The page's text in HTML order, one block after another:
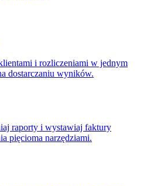
i rozliczeniami w jednym
dostarczaniu wyników.
raporty i wystawiaj faktury
pięcioma narzędziami.